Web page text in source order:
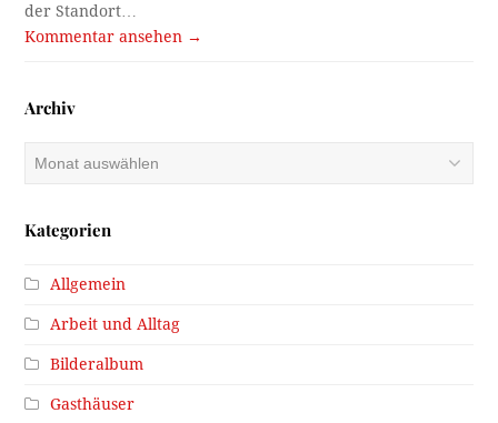
der Standort…
Kommentar ansehen →
Archiv
Archiv
Kategorien
Allgemein
Arbeit und Alltag
Bilderalbum
Gasthäuser